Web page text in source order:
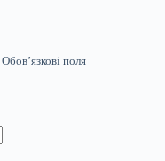
Обов’язкові поля